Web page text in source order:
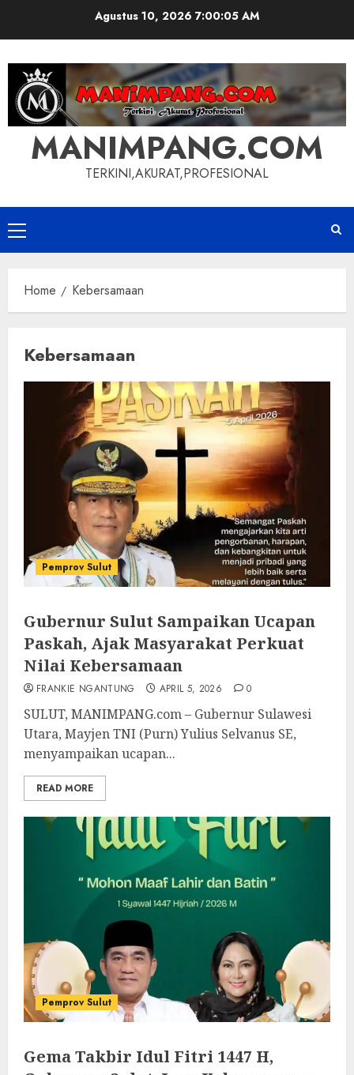
Agustus 10, 2026 7:00:06 AM
MANIMPANG.COM
TERKINI,AKURAT,PROFESIONAL
Primary
Menu
Home Kebersamaan
Kebersamaan
Pemprov Sulut
Gubernur Sulut Sampaikan Ucapan
Paskah, Ajak Masyarakat Perkuat
Nilai Kebersamaan
FRANKIE NGANTUNG APRIL 5, 2026 0
SULUT, MANIMPANG.com – Gubernur Sulawesi
Utara, Mayjen TNI (Purn) Yulius Selvanus SE,
menyampaikan ucapan...
READ MORE
Pemprov Sulut
Gema Takbir Idul Fitri 1447 H,